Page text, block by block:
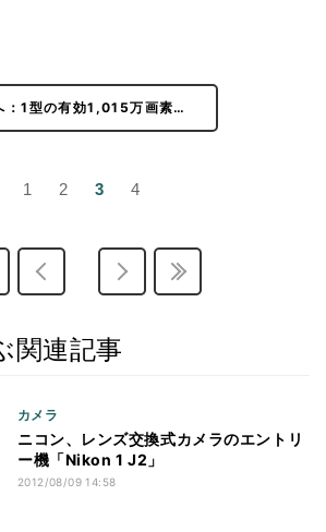
：1型の有効1,015万画素…
1 2 3 4
関連記事
カメラ
ニコン、レンズ交換式カメラのエントリ
ー機「Nikon 1 J2」
2012/08/09 14:58